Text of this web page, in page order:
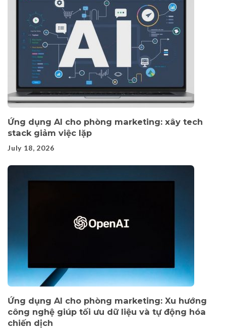
Ứng dụng AI cho phòng marketing: xây tech
stack giảm việc lặp
July 18, 2026
Ứng dụng AI cho phòng marketing: Xu hướng
công nghệ giúp tối ưu dữ liệu và tự động hóa
chiến dịch